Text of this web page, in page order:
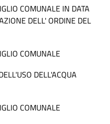
COMUNALE IN DATA
DELL' ORDINE DEL
COMUNALE
DELL'ACQUA
COMUNALE